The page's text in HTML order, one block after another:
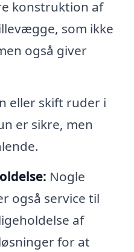
konstruktion af
som ikke
også giver
eller skift ruder i
er sikre, men
Nogle
også service til
af
for at